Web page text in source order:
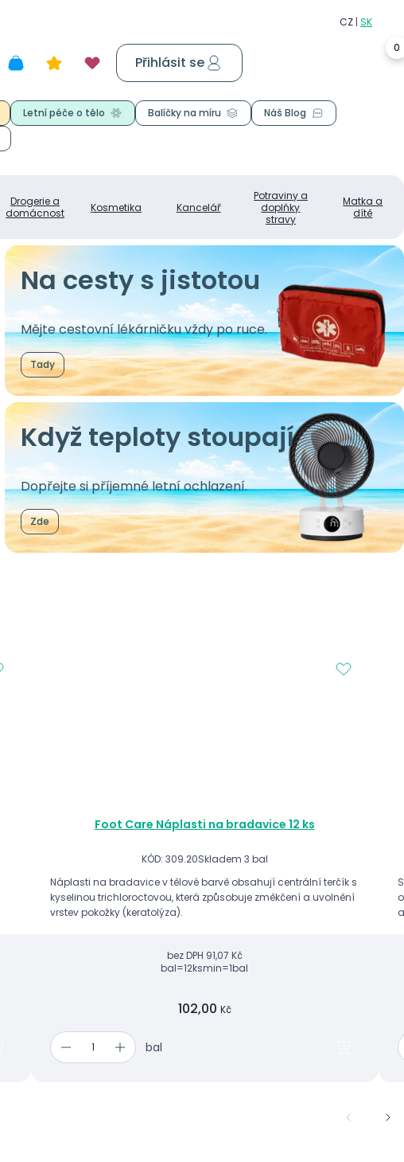
Drogerie a
domácnost
Kosmetika Kancelář
Potraviny a
doplňky
stravy
Matka a
dítě
0
Přihlásit se
Letní péče o tělo Balíčky na míru
Náš Blog
Na cesty s jistotou
Mějte cestovní lékárničku vždy po ruce.
Tady
Když teploty stoupají
Dopřejte si příjemné letní ochlazení.
Zde
Foot Care Náplasti na bradavice 12 ks
KÓD: 309.20Skladem 3 bal
Náplasti na bradavice v tělové barvě obsahují centrální terčík s
kyselinou trichloroctovou, která způsobuje změkčení a uvolnění
vrstev pokožky (keratolýza).
bez DPH 91,07 Kč
bal=12ksmin=1bal
102,00 Kč
bal